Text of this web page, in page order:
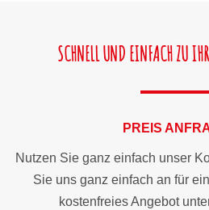
SCHNELL UND EINFACH ZU
PREIS
Nutzen Sie ganz einfach unser
Sie uns ganz einfach an für
kostenfreies Angebot